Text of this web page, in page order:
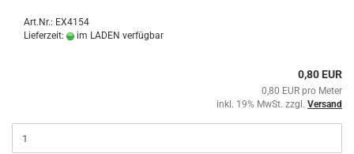
Art.Nr.: EX4154
Lieferzeit:
im LADEN verfügbar
0,80 EUR
0,80 EUR pro Meter
inkl. 19% MwSt. zzgl. Versand